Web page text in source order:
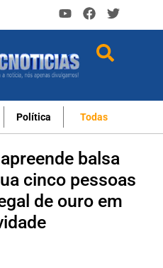
Política Todas
balsa
cinco pessoas
de ouro em